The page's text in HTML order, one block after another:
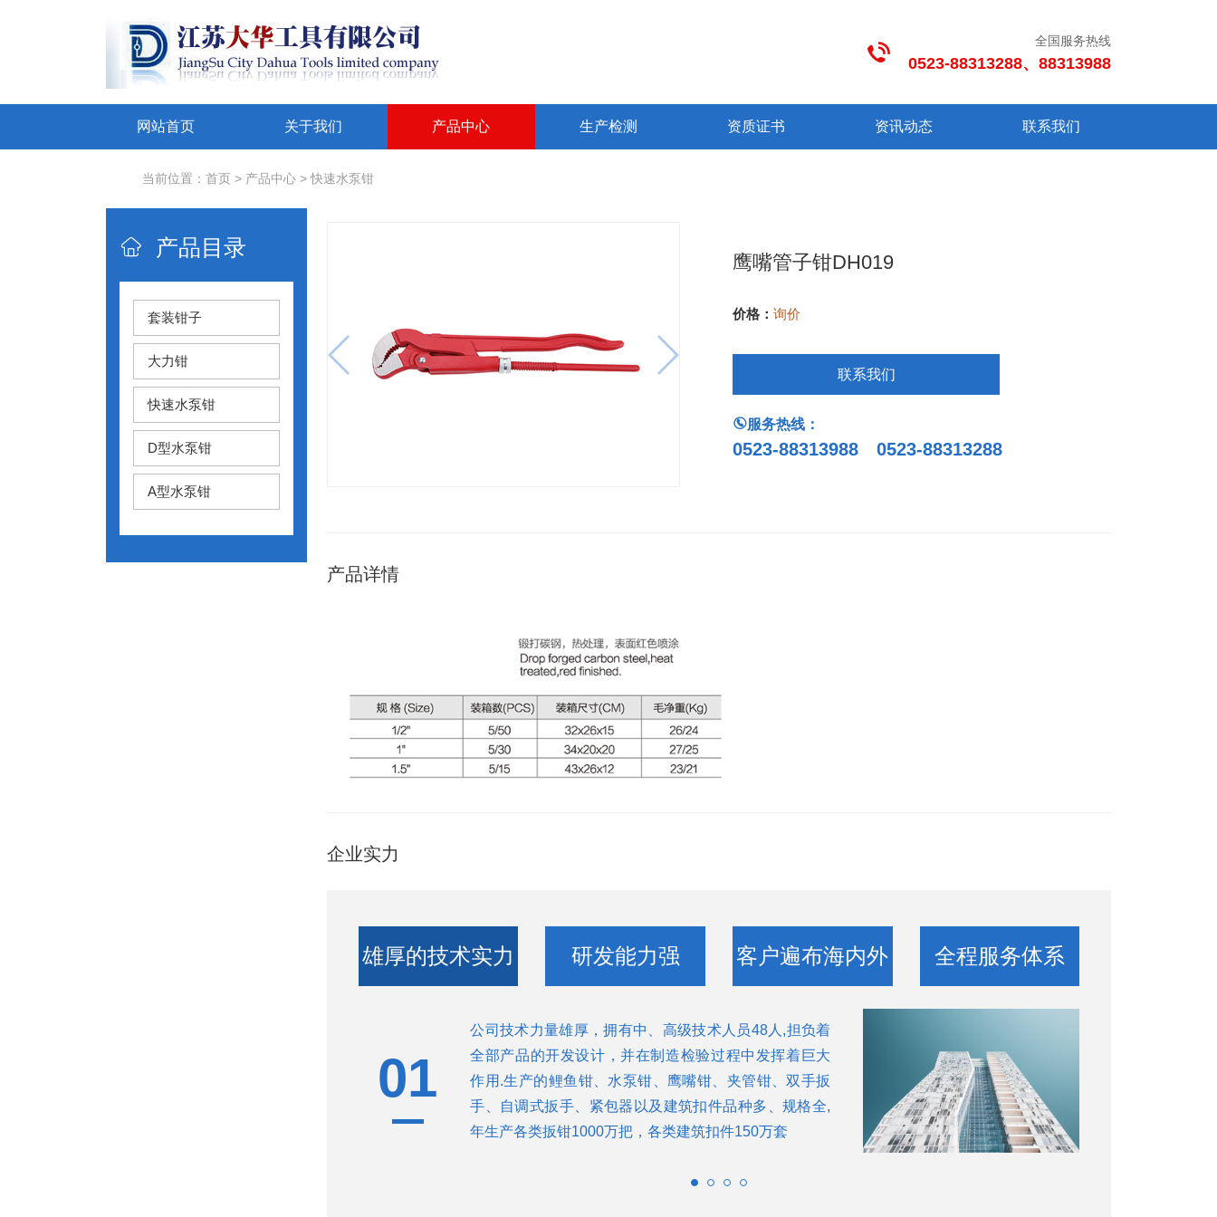
全国服务热线
0523-88313288、88313988
网站首页 关于我们 产品中心 生产检测 资质证书 资讯动态 联系我们
当前位置： 首页 > 产品中心 >快速水泵钳
 产品目录
套装钳子
大力钳
快速水泵钳
D型水泵钳
A型水泵钳
鹰嘴管子钳DH019
价格：询价
联系我们
服务热线：
0523-88313988 0523-88313288
产品详情
企业实力
雄厚的技术实力 研发能力强 客户遍布海内外 全程服务体系
01
公司技术力量雄厚，拥有中、高级技术人员48人,担负着
全部产品的开发设计，并在制造检验过程中发挥着巨大
作用.生产的鲤鱼钳、水泵钳、鹰嘴钳、夹管钳、双手扳
手、自调式扳手、紧包器以及建筑扣件品种多、规格全,
年生产各类扳钳1000万把，各类建筑扣件150万套